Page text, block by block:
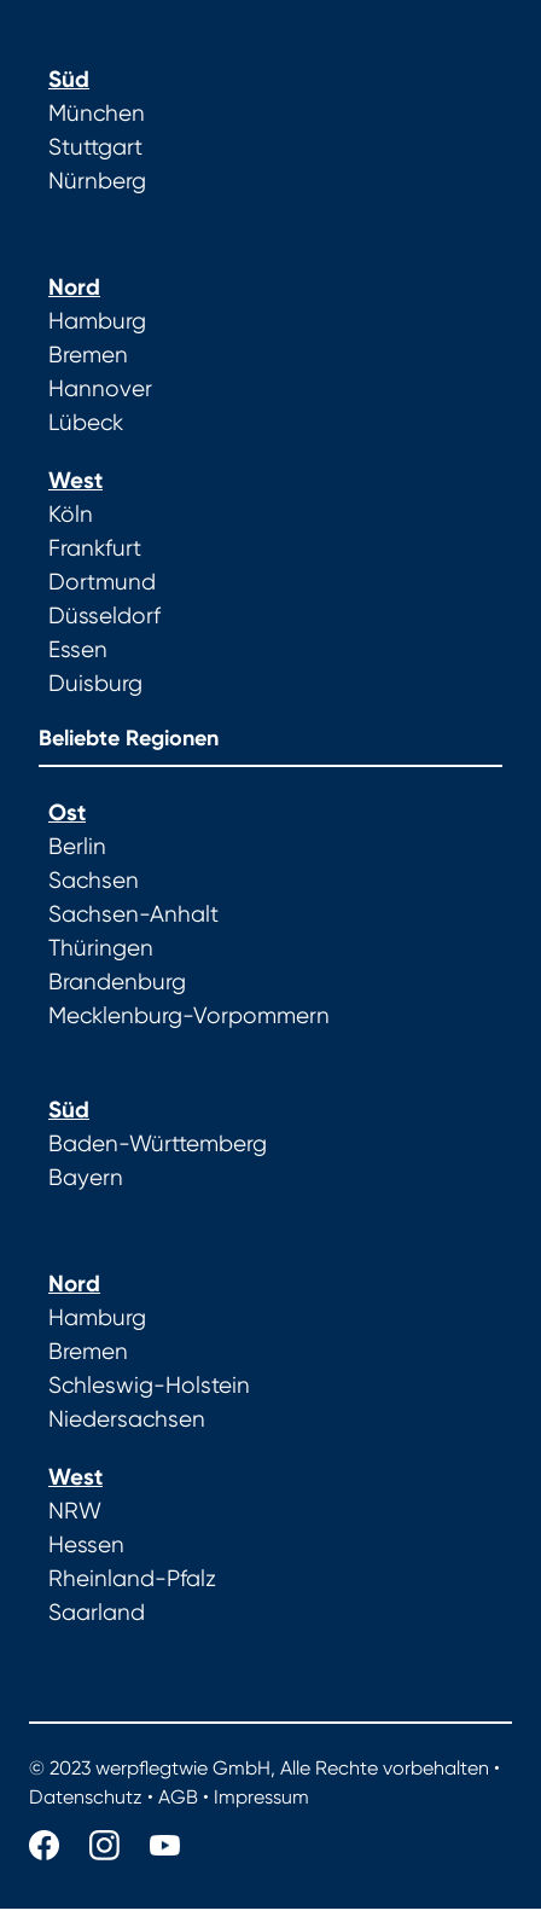
Süd
München
Stuttgart
Nürnberg
Nord
Hamburg
Bremen
Hannover
Lübeck
West
Köln
Frankfurt
Dortmund
Düsseldorf
Essen
Duisburg
Beliebte Regionen
Ost
Berlin
Sachsen
Sachsen-Anhalt
Thüringen
Brandenburg
Mecklenburg-Vorpommern
Süd
Baden-Württemberg
Bayern
Nord
Hamburg
Bremen
Schleswig-Holstein
Niedersachsen
West
NRW
Hessen
Rheinland-Pfalz
Saarland
© 2023 werpflegtwie GmbH, Alle Rechte vorbehalten •
Datenschutz • AGB • Impressum